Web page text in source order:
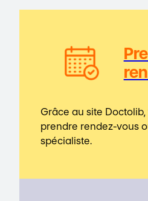
Grâce au site
prendre rendez-vous
spécialiste.